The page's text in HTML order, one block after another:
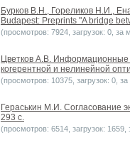
Бурков B.H., Гореликов Н.И.,
Budapest: Preprints "A bridge
(просмотров: 7924, загрузок: 0, за
Цветков А.В. Информационные
когерентной и нелинейной
(просмотров: 10375, загрузок: 0,
Гераськин М.И. Согласование
293 с.
(просмотров: 6514, загрузок: 1659,